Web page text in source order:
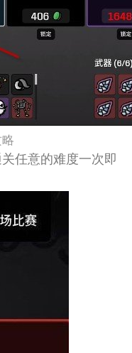
任意的难度一次即